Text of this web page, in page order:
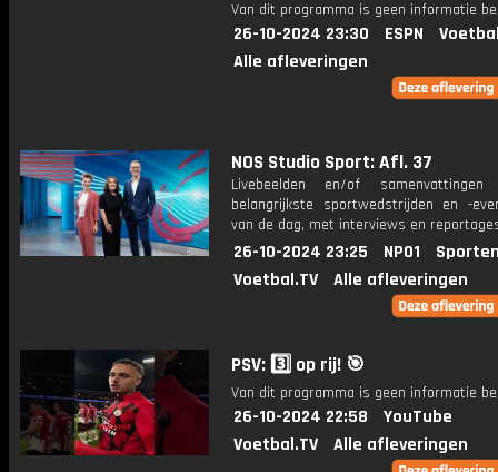
Van dit programma is geen informatie
26-10-2024 23:30 ESPN
Alle afleveringen
NOS Studio Sport: Afl. 37
Livebeelden en/of
belangrijkste sportwedstrijden en -
van de dag, met interviews en
26-10-2024 23:25 NPO1
Voetbal.TV
Alle afleveringen
PSV: 3️⃣ op rij! 🎯
Van dit programma is geen informatie
26-10-2024 22:58
YouTube
Voetbal.TV
Alle afleveringen